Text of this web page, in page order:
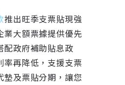
推出旺季支票貼現強
業大額票據提供優先
配政府補助貼息政
率再降低，支援支票
墊及票貼分期，讓您